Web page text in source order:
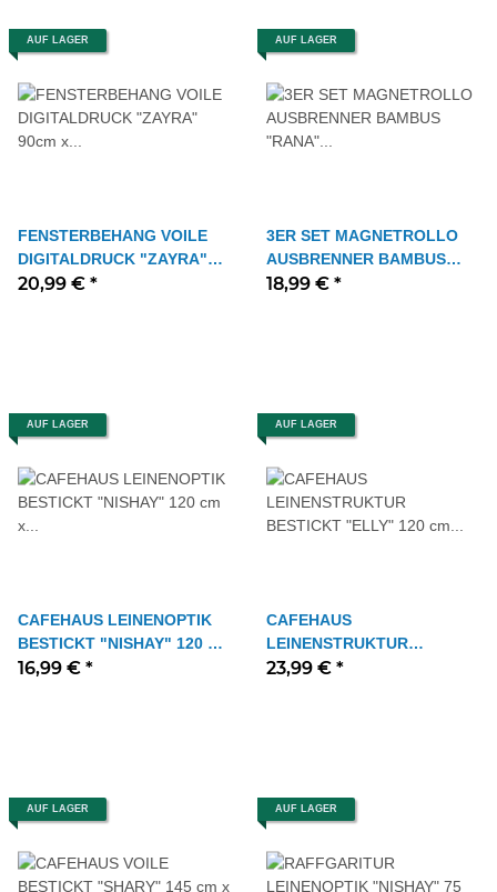
AUF LAGER
FENSTERBEHANG VOILE
DIGITALDRUCK "ZAYRA"
90cm x 100 cm Farbe
20,99 € *
AUF LAGER
3ER SET MAGNETROLLO
AUSBRENNER BAMBUS
"RANA" 30cm x 120 cm
18,99 € *
AUF LAGER
CAFEHAUS LEINENOPTIK
BESTICKT "NISHAY" 120 cm
x 45 cm Farbe WEISS
16,99 € *
AUF LAGER
CAFEHAUS
LEINENSTRUKTUR
BESTICKT "ELLY" 120 cm x
23,99 € *
AUF LAGER AUF LAGER